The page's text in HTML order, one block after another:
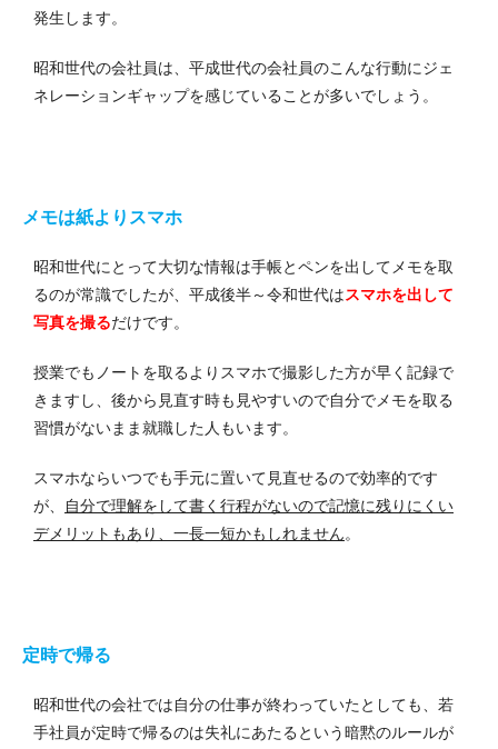
発生します。
昭和世代の会社員は、平成世代の会社員のこんな行動にジェ
ネレーションギャップを感じていることが多いでしょう。
メモは紙よりスマホ
昭和世代にとって大切な情報は手帳とペンを出してメモを取
るのが常識でしたが、平成後半～令和世代はスマホを出して
写真を撮るだけです。
授業でもノートを取るよりスマホで撮影した方が早く記録で
きますし、後から見直す時も見やすいので自分でメモを取る
習慣がないまま就職した人もいます。
スマホならいつでも手元に置いて見直せるので効率的です
が、
自分で理解をして書く行程がないので記憶に残りにくい
デメリットもあり、一長一短かもしれません。
定時で帰る
昭和世代の会社では自分の仕事が終わっていたとしても、若
手社員が定時で帰るのは失礼にあたるという暗黙のルールが